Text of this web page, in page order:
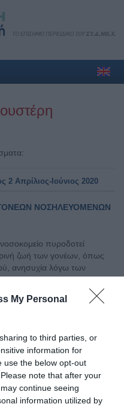
My Personal
to third parties, or
information for
use the below opt-out
note that after your
continue seeing
information utilized by
2 Απρίλιος-Ιούνιος 2020
ΝΟΣΗΛΕΥΟΜΕΝΩΝ
πυροδοτεί
ζωή των γονέων, όπως
ανησυχία λόγω των
πρακτικής και
διερεύνηση των επιπέδων